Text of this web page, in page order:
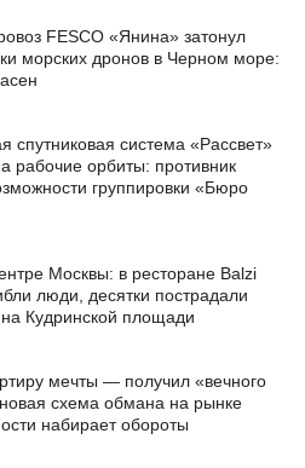
FESCO «Янина» затонул
морских дронов в Черном море:
спутниковая система «Рассвет»
рабочие орбиты: противник
группировки «Бюро
Москвы: в ресторане Balzi
люди, десятки пострадали
Кудринской площади
мечты — получил «вечного
схема обмана на рынке
набирает обороты